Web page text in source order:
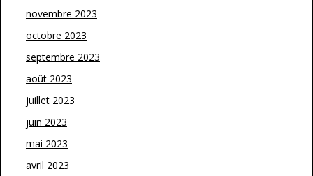
novembre 2023
octobre 2023
septembre 2023
août 2023
juillet 2023
juin 2023
mai 2023
avril 2023